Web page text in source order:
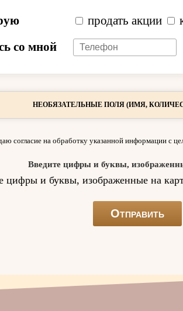
продать акции
со мной
НЕОБЯЗАТЕЛЬНЫЕ ПОЛЯ (ИМЯ,
согласие на обработку указанной информации с
Введите цифры и буквы,